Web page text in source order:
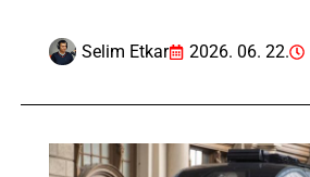
Selim Etkar 2026. 06. 22.